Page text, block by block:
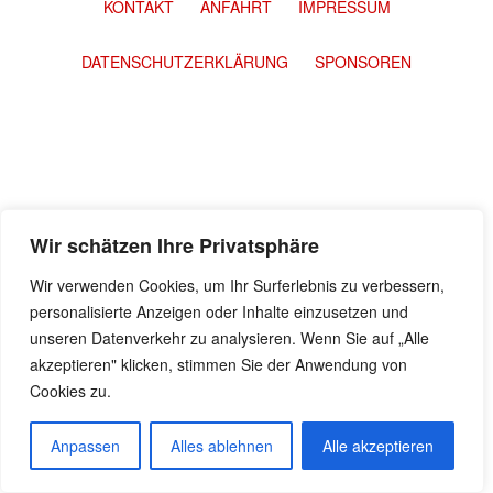
Wir schätzen Ihre Privatsphäre
Wir verwenden Cookies, um Ihr Surferlebnis zu verbessern,
personalisierte Anzeigen oder Inhalte einzusetzen und
unseren Datenverkehr zu analysieren. Wenn Sie auf „Alle
akzeptieren" klicken, stimmen Sie der Anwendung von
Cookies zu.
Anpassen Alles ablehnen Alle akzeptieren
KONTAKT ANFAHRT IMPRESSUM
DATENSCHUTZERKLÄRUNG SPONSOREN